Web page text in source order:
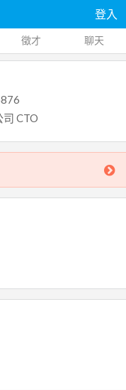
登入
徵才 聊天
司 CTO